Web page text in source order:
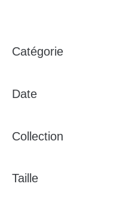
Catégorie
Date
Collection
Taille